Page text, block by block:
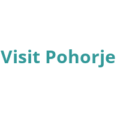
Visit Pohorje